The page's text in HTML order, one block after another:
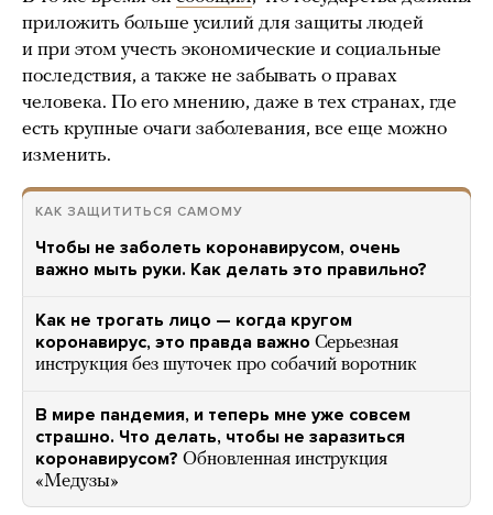
приложить больше усилий для защиты людей
и при этом учесть экономические и социальные
последствия, а также не забывать о правах
человека. По его мнению, даже в тех странах, где
есть крупные очаги заболевания, все еще можно
изменить.
КАК ЗАЩИТИТЬСЯ САМОМУ
Чтобы не заболеть коронавирусом, очень
важно мыть руки. Как делать это правильно?
Как не трогать лицо — когда кругом
коронавирус, это правда важно Серьезная
инструкция без шуточек про собачий воротник
В мире пандемия, и теперь мне уже совсем
страшно. Что делать, чтобы не заразиться
коронавирусом? Обновленная инструкция
«Медузы»